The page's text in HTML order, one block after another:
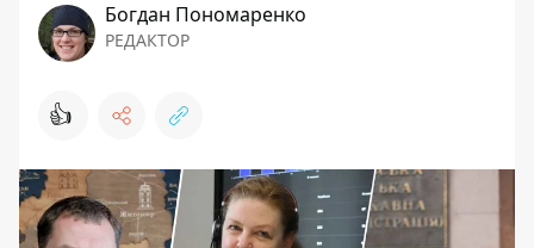
Богдан Пономаренко
РЕДАКТОР
👍